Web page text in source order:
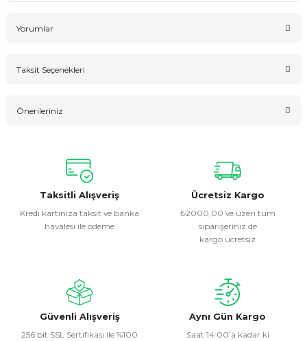
Yorumlar
Taksit Seçenekleri
Önerileriniz
konularda yetersiz gördüğünüz noktaları öneri formunu
kullanarak tarafımıza iletebilirsiniz.
Görüş ve önerileriniz için teşekkür ederiz.
Ürün resmi kalitesiz, bozuk veya görüntülenemiyor.
Ürün fiyatı diğer sitelerden daha pahalı.
Bu ürüne benzer farklı alternatifler olmalı.
Taksitli Alışveriş
Kredi kartınıza taksit ve banka
havalesi ile ödeme
Ücretsiz Kargo
₺2000,00 ve üzeri tüm
siparişeriniz de
kargo ücretsiz
Güvenli Alışveriş
256 bit SSL Sertifikası ile %100
Aynı Gün Kargo
Saat 14:00’a kadar ki